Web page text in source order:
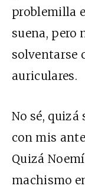
problemilla
suena, pero
solventarse
auriculares.
No sé,
con mis
Quizá
machismo